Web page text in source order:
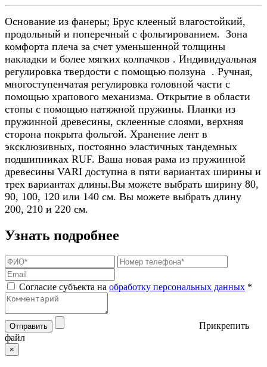
Основание из фанеры; Брус клееный влагостойкий,
продольный и поперечный с фольгированием. Зона
комфорта плеча за счет уменьшенной толщины
накладки и более мягких колпачков . Индивидуальная
регулировка твердости с помощью ползуна . Ручная,
многоступенчатая регулировка головной части с
помощью храпового механизма. Открытие в области
стопы с помощью натяжной пружины. Планки из
пружинной древесины, склеенные слоями, верхняя
сторона покрыта фольгой. Хранение лент в
эксклюзивных, постоянно эластичных тандемных
подшипниках RUF. Ваша новая рама из пружинной
древесины VARI доступна в пяти вариантах ширины и
трех вариантах длины.Вы можете выбрать ширину 80,
90, 100, 120 или 140 см. Вы можете выбрать длину
200, 210 и 220 см.
Узнать подробнее
Согласие субъекта на обработку персональных данных *
Отправить
Прикрепить
файл
×